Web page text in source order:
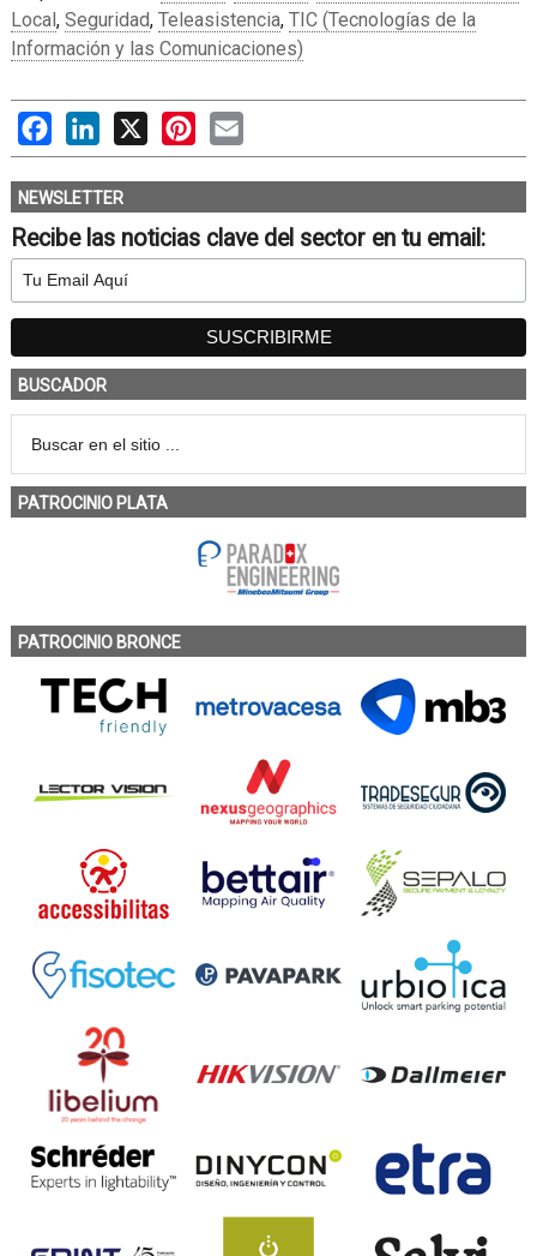
Local, Seguridad, Teleasistencia, TIC (Tecnologías de la
Información y las Comunicaciones)
FacebookLinkedIn
X PinterestEmail
NEWSLETTER
Recibe las noticias clave del sector en tu email:
BUSCADOR
PATROCINIO PLATA
PATROCINIO BRONCE